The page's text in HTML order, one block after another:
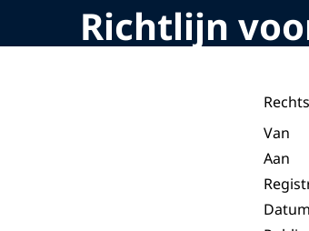
Richtlijn
Van
Aan